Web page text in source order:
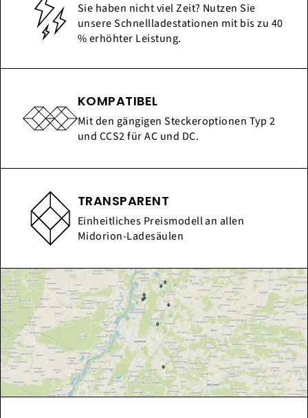
Sie haben nicht viel Zeit? Nutzen Sie
unsere Schnellladestationen mit bis zu 40
% erhöhter Leistung.
KOMPATIBEL
Mit den gängigen Steckeroptionen Typ 2
und CCS2 für AC und DC.
TRANSPARENT
Einheitliches Preismodell an allen
Midorion-Ladesäulen